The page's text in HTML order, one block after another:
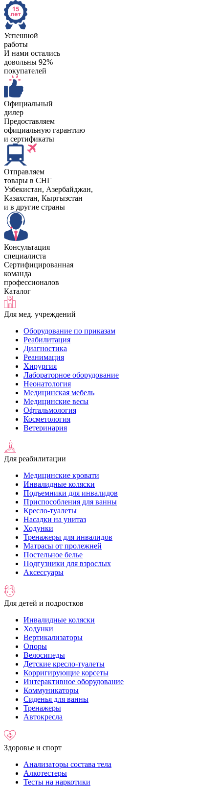
Успешной
работы
И нами остались
довольны 92%
покупателей
Официальный
дилер
Предоставляем
официальную гарантию
и сертификаты
Отправляем
товары в СНГ
Узбекистан, Aзербайджан,
Казахстан, Кыргызстан
и в другие страны
Консультация
специалиста
Сертифицированная
команда
профессионалов
Каталог
Для мед. учреждений
Оборудование по приказам
Реабилитация
Диагностика
Реанимация
Хирургия
Лабораторное оборудование
Неонатология
Медицинская мебель
Медицинские весы
Офтальмология
Косметология
Ветеринария
Для реабилитации
Медицинские кровати
Инвалидные коляски
Подъемники для инвалидов
Приспособления для ванны
Кресло-туалеты
Насадки на унитаз
Ходунки
Тренажеры для инвалидов
Матрасы от пролежней
Постельное белье
Подгузники для взрослых
Аксессуары
Для детей и подростков
Инвалидные коляски
Ходунки
Вертикализаторы
Опоры
Велосипеды
Детские кресло-туалеты
Корригирующие корсеты
Интерактивное оборудование
Коммуникаторы
Сиденья для ванны
Тренажеры
Автокресла
Здоровье и спорт
Анализаторы состава тела
Алкотестеры
Тесты на наркотики